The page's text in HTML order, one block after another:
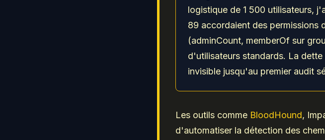
logistique de 1 500 utilisateurs,
89 accordaient des permissions
(adminCount, memberOf sur
d'utilisateurs standards. La
invisible jusqu'au premier audit
Les outils comme BloodHound,
d'automatiser la détection des